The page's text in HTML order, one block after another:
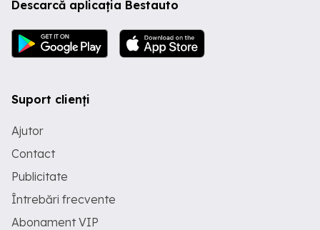
Descarcă aplicația Bestauto
Suport clienți
Ajutor
Contact
Publicitate
Întrebări frecvente
Abonament VIP